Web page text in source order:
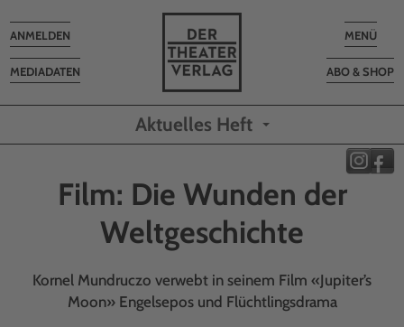
Toggle
MENÜ
ABO & SHOP
MEDIADATEN
Toggle
navigation
ANMELDEN
Aktuelles Heft
Film: Die Wunden der
Weltgeschichte
Kornel Mundruczo verwebt in seinem Film «Jupiter’s
Moon» Engelsepos und Flüchtlingsdrama